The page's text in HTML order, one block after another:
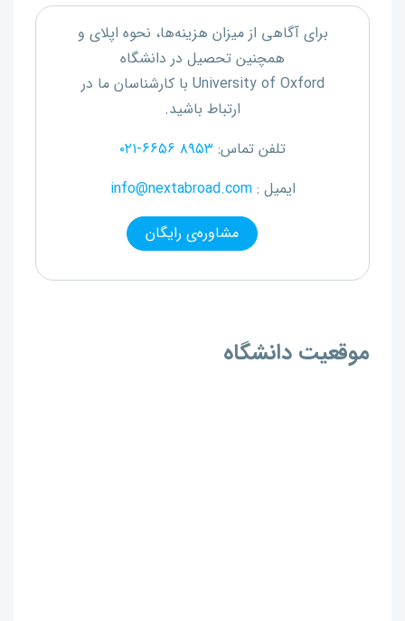
برای آگاهی از میزان هزینه‌ها، نحوه اپلای و
همچنین تحصیل در دانشگاه
University of Oxford با کارشناسان ما در
ارتباط باشید.
تلفن تماس: ۰۲۱-۶۶۵۶ ۸۹۵۳
ایمیل :info@nextabroad.com
مشاوره‌ی رایگان
موقعیت دانشگاه